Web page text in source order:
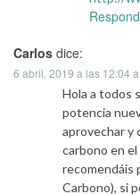
Carlos dice:
6 abril, 2019 a las 12:04
Hola a todos
potencia
aprovechar y
carbono en
recomendáis
Carbono), si